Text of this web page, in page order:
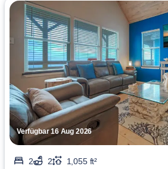
Verfügbar 16 Aug 2026
2 2
1,055 ft²